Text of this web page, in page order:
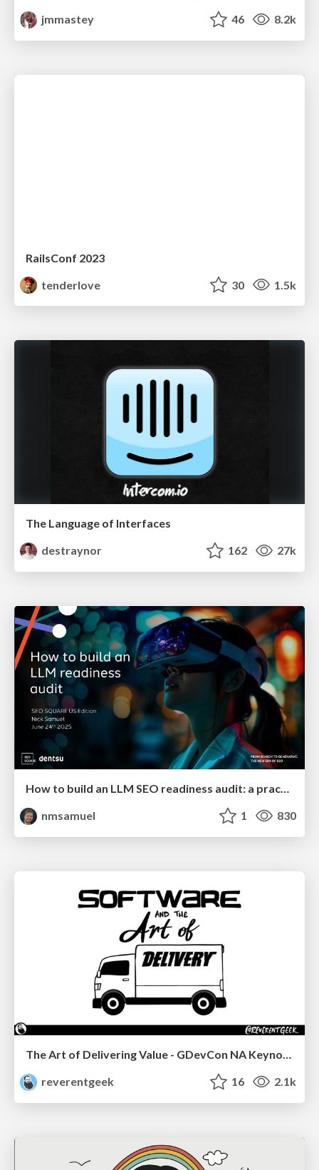
jmmastey
46 8.2k
RailsConf 2023
tenderlove
30 1.5k
The Language of Interfaces
destraynor
162 27k
How to build an LLM SEO readiness audit: a practical framework
nmsamuel
1 830
reverentgeek
16 2.1k